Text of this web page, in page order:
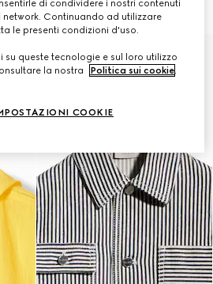
CHF 1,640
di condividere i nostri contenuti
Continuando ad utilizzare
le presenti condizioni d'uso.
su queste tecnologie e sul loro utilizzo
la nostra
Politica sui cookie.
COOKIE